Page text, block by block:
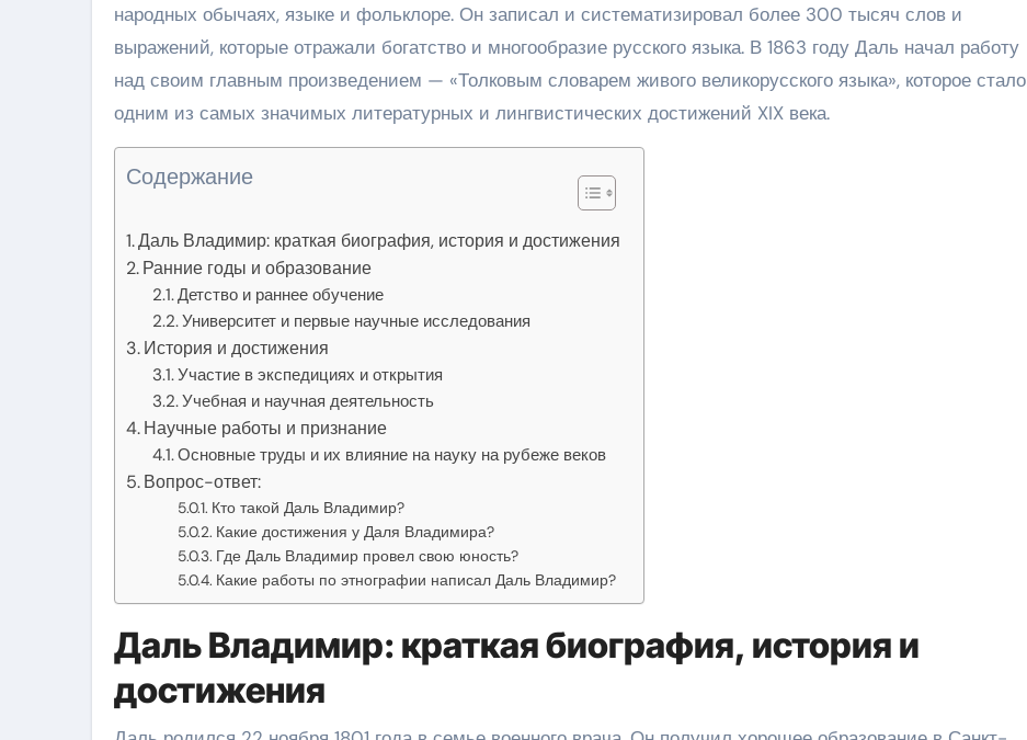
народных обычаях, языке и фольклоре. Он записал и систематизировал более 300 тысяч слов и
выражений, которые отражали богатство и многообразие русского языка. В 1863 году Даль начал работу
над своим главным произведением — «Толковым словарем живого великорусского языка», которое стало
одним из самых значимых литературных и лингвистических достижений XIX века.
Содержание
Даль Владимир: краткая биография, история и достижения
Ранние годы и образование
Детство и раннее обучение
Университет и первые научные исследования
История и достижения
Участие в экспедициях и открытия
Учебная и научная деятельность
Научные работы и признание
Основные труды и их влияние на науку на рубеже веков
Вопрос-ответ:
Кто такой Даль Владимир?
Какие достижения у Даля Владимира?
Где Даль Владимир провел свою юность?
Какие работы по этнографии написал Даль Владимир?
Даль Владимир: краткая биография, история и
достижения